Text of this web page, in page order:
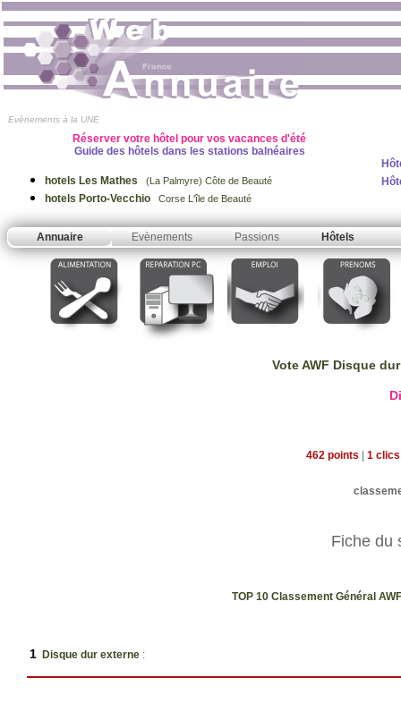
Evènements à la UNE
Réserver votre hôtel pour vos vacances d'été
Guide des hôtels dans les stations balnéaires
hotels Les Mathes (La Palmyre) Côte de Beauté
hotels Porto-Vecchio Corse L'île de Beauté
Annuaire Evènements Passions Hôtels
Vote AWF Disque
462 points |1
Fiche du
TOP 10 Classement Général
1 Disque dur externe :